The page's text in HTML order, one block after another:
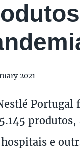
2021
Portugal
e